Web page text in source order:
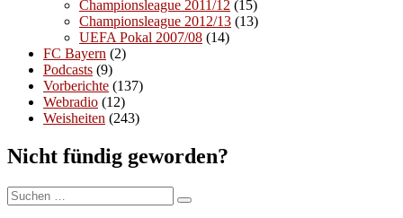
Championsleague 2011/12 (15)
Championsleague 2012/13 (13)
UEFA Pokal 2007/08 (14)
FC Bayern (2)
Podcasts (9)
Vorberichte (137)
Webradio (12)
Weisheiten (243)
Nicht fündig geworden?
Suchen
nach:
Suchen